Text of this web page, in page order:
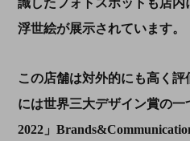
識したフォトスポットも店
浮世絵が展示されています。
この店舗は対外的にも高く評
には世界三大デザイン賞の一
2022」